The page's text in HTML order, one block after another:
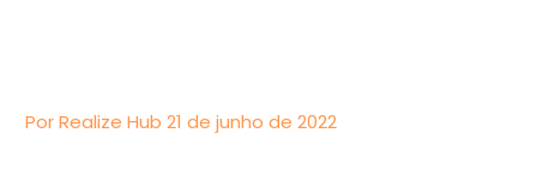
Por Realize Hub 21 de junho de 2022